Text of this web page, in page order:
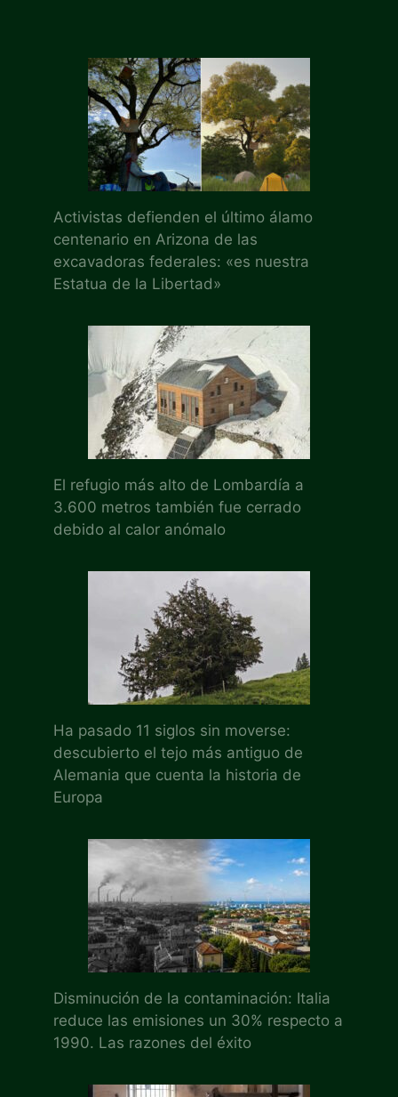
Activistas defienden el último álamo
centenario en Arizona de las
excavadoras federales: «es nuestra
Estatua de la Libertad»
El refugio más alto de Lombardía a
3.600 metros también fue cerrado
debido al calor anómalo
Ha pasado 11 siglos sin moverse:
descubierto el tejo más antiguo de
Alemania que cuenta la historia de
Europa
Disminución de la contaminación: Italia
reduce las emisiones un 30% respecto a
1990. Las razones del éxito